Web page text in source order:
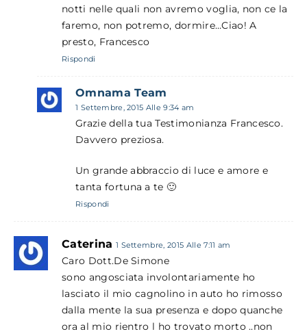
notti nelle quali non avremo voglia, non ce la
faremo, non potremo, dormire…Ciao! A
presto, Francesco
Rispondi
Omnama Team
1 Settembre, 2015 Alle 9:34 am
Grazie della tua Testimonianza Francesco.
Davvero preziosa.
Un grande abbraccio di luce e amore e
tanta fortuna a te 🙂
Rispondi
Caterina 1 Settembre, 2015 Alle 7:11 am
Caro Dott.De Simone
sono angosciata involontariamente ho
lasciato il mio cagnolino in auto ho rimosso
dalla mente la sua presenza e dopo quanche
ora al mio rientro l ho trovato morto ..non